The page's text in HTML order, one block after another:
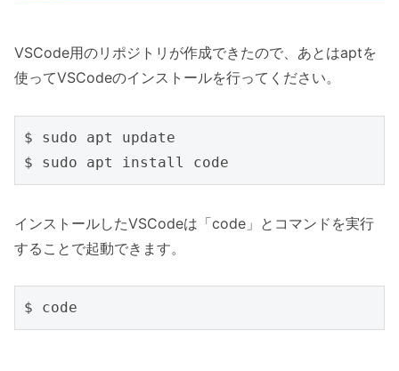
VSCode用のリポジトリが作成できたので、あとはaptを
使ってVSCodeのインストールを行ってください。
$ sudo apt update
インストールしたVSCodeは「code」とコマンドを実行
することで起動できます。